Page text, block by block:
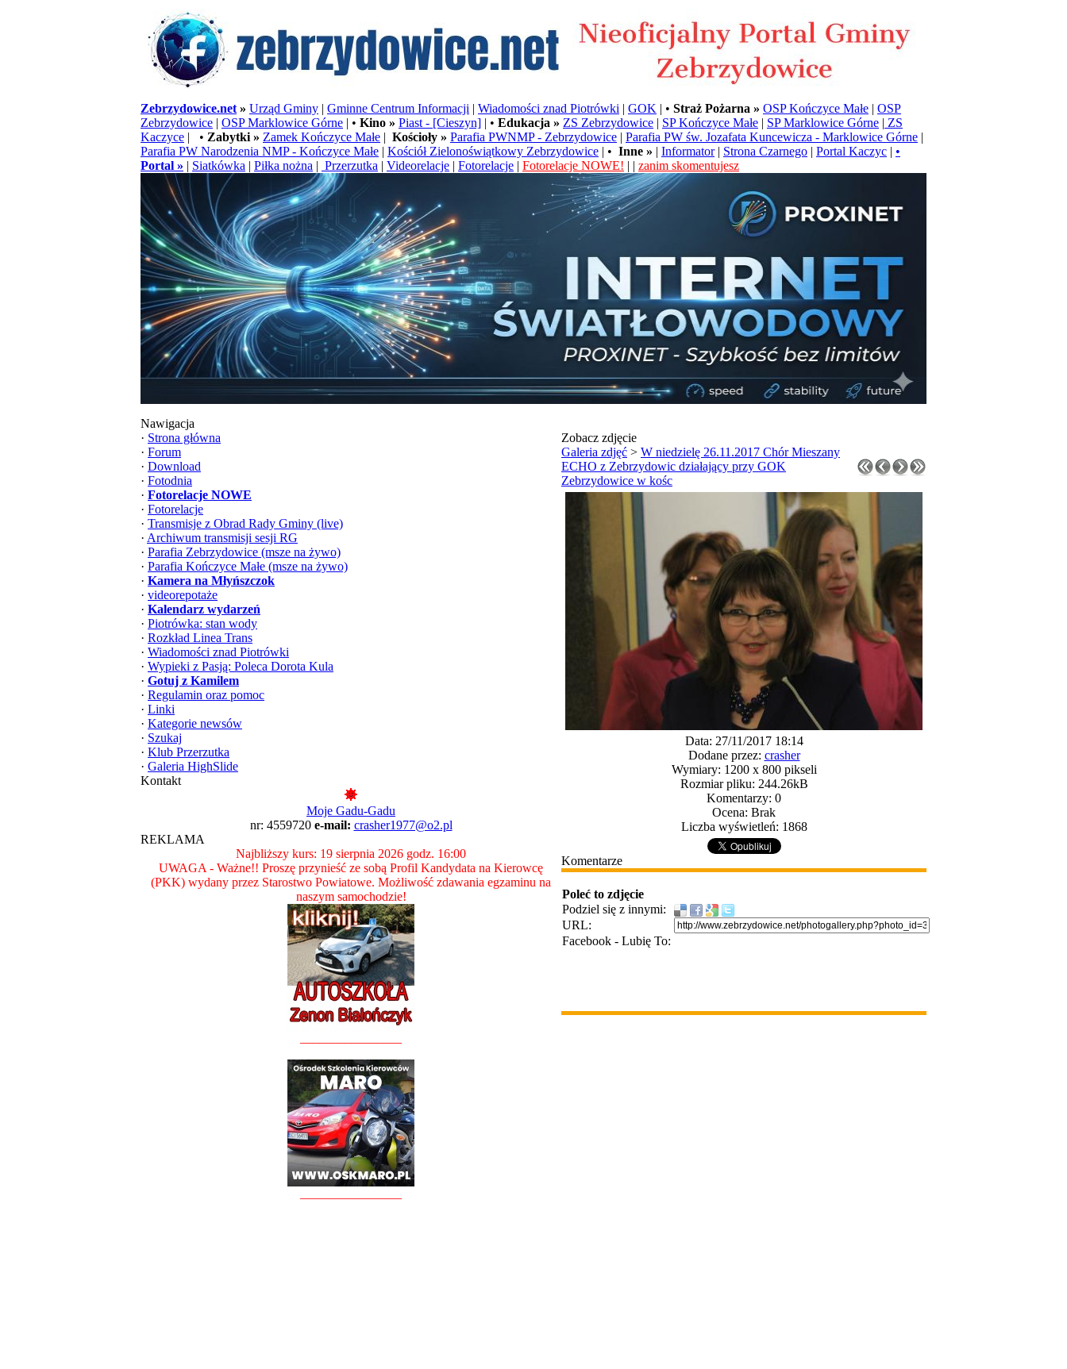
Zebrzydowice.net » Urząd Gminy | Gminne Centrum Informacji | Wiadomości znad Piotrówki | GOK | • Straż Pożarna » OSP Kończyce Małe | OSP
Zebrzydowice | OSP Marklowice Górne | • Kino » Piast - [Cieszyn] | • Edukacja » ZS Zebrzydowice | SP Kończyce Małe | SP Marklowice Górne | ZS
Kaczyce | • Zabytki » Zamek Kończyce Małe | Kościoły » Parafia PWNMP - Zebrzydowice | Parafia PW św. Jozafata Kuncewicza - Marklowice Górne |
Parafia PW Narodzenia NMP - Kończyce Małe | Kościół Zielonoświątkowy Zebrzydowice | • Inne » | Informator| Strona Czarnego | Portal Kaczyc | •
Portal » | Siatkówka | Piłka nożna | Przerzutka | Videorelacje | Fotorelacje | Fotorelacje NOWE! | | zanim skomentujesz
Nawigacja
· Strona główna
· Forum
· Download
· Fotodnia
· Fotorelacje NOWE
· Fotorelacje
· Transmisje z Obrad Rady Gminy (live)
· Archiwum transmisji sesji RG
· Parafia Zebrzydowice (msze na żywo)
· Parafia Kończyce Małe (msze na żywo)
· Kamera na Młyńszczok
· videorepotaże
· Kalendarz wydarzeń
· Piotrówka: stan wody
· Rozkład Linea Trans
· Wiadomości znad Piotrówki
· Wypieki z Pasją: Poleca Dorota Kula
· Gotuj z Kamilem
· Regulamin oraz pomoc
· Linki
· Kategorie newsów
· Szukaj
· Klub Przerzutka
· Galeria HighSlide
Kontakt
Moje Gadu-Gadu
nr: 4559720 e-mail: crasher1977@o2.pl
REKLAMA
Najbliższy kurs: 19 sierpnia 2026 godz. 16:00
UWAGA - Ważne!! Proszę przynieść ze sobą Profil Kandydata na Kierowcę
(PKK) wydany przez Starostwo Powiatowe. Możliwość zdawania egzaminu na
naszym samochodzie!
Zobacz zdjęcie
Galeria zdjęć > W niedzielę 26.11.2017 Chór Mieszany
ECHO z Zebrzydowic działający przy GOK
Zebrzydowice w kośc
Data: 27/11/2017 18:14
Dodane przez: crasher
Wymiary: 1200 x 800 pikseli
Rozmiar pliku: 244.26kB
Komentarzy: 0
Ocena: Brak
Liczba wyświetleń: 1868
Komentarze
Poleć to zdjęcie
Podziel się z innymi:
URL:
Facebook - Lubię To: